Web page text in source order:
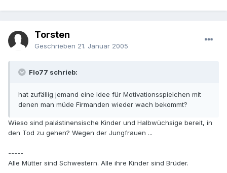
Torsten
Geschrieben 21. Januar 2005
Flo77 schrieb:
hat zufällig jemand eine Idee für Motivationsspielchen mit
denen man müde Firmanden wieder wach bekommt?
Wieso sind palästinensische Kinder und Halbwüchsige bereit, in
den Tod zu gehen? Wegen der Jungfrauen ...
-----
Alle Mütter sind Schwestern. Alle ihre Kinder sind Brüder.